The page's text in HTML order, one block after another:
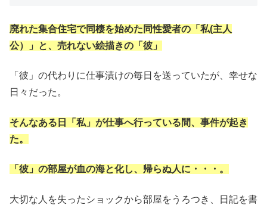
廃れた集合住宅で同棲を始めた同性愛者の「私(主人
公）」と、売れない絵描きの「彼」
「彼」の代わりに仕事漬けの毎日を送っていたが、幸せな
日々だった。
そんなある日「私」が仕事へ行っている間、事件が起き
た。
「彼」の部屋が血の海と化し、帰らぬ人に・・・。
大切な人を失ったショックから部屋をうろつき、日記を書